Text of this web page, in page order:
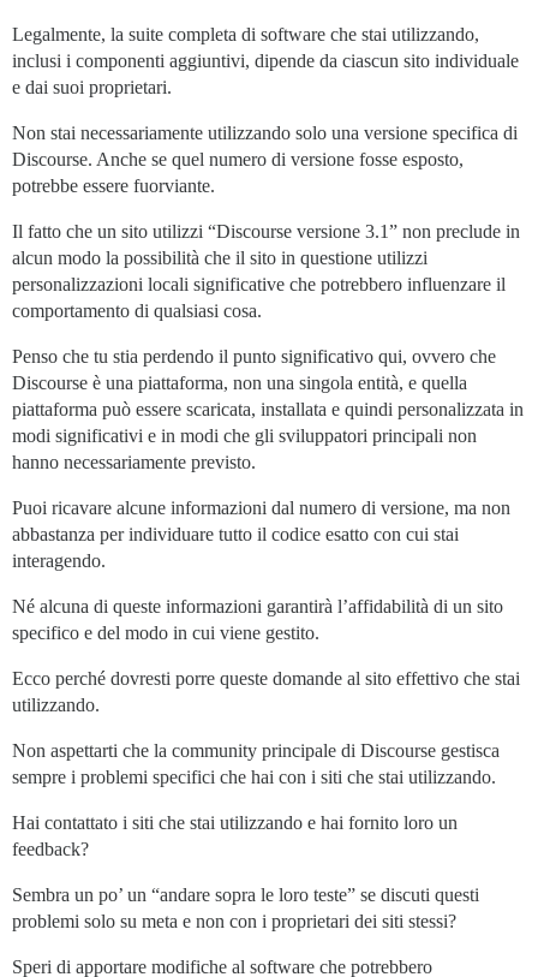
Legalmente, la suite completa di software che stai utilizzando,
inclusi i componenti aggiuntivi, dipende da ciascun sito individuale
e dai suoi proprietari.
Non stai necessariamente utilizzando solo una versione specifica di
Discourse. Anche se quel numero di versione fosse esposto,
potrebbe essere fuorviante.
Il fatto che un sito utilizzi “Discourse versione 3.1” non preclude in
alcun modo la possibilità che il sito in questione utilizzi
personalizzazioni locali significative che potrebbero influenzare il
comportamento di qualsiasi cosa.
Penso che tu stia perdendo il punto significativo qui, ovvero che
Discourse è una piattaforma, non una singola entità, e quella
piattaforma può essere scaricata, installata e quindi personalizzata in
modi significativi e in modi che gli sviluppatori principali non
hanno necessariamente previsto.
Puoi ricavare alcune informazioni dal numero di versione, ma non
abbastanza per individuare tutto il codice esatto con cui stai
interagendo.
Né alcuna di queste informazioni garantirà l’affidabilità di un sito
specifico e del modo in cui viene gestito.
Ecco perché dovresti porre queste domande al sito effettivo che stai
utilizzando.
Non aspettarti che la community principale di Discourse gestisca
sempre i problemi specifici che hai con i siti che stai utilizzando.
Hai contattato i siti che stai utilizzando e hai fornito loro un
feedback?
Sembra un po’ un “andare sopra le loro teste” se discuti questi
problemi solo su meta e non con i proprietari dei siti stessi?
Speri di apportare modifiche al software che potrebbero